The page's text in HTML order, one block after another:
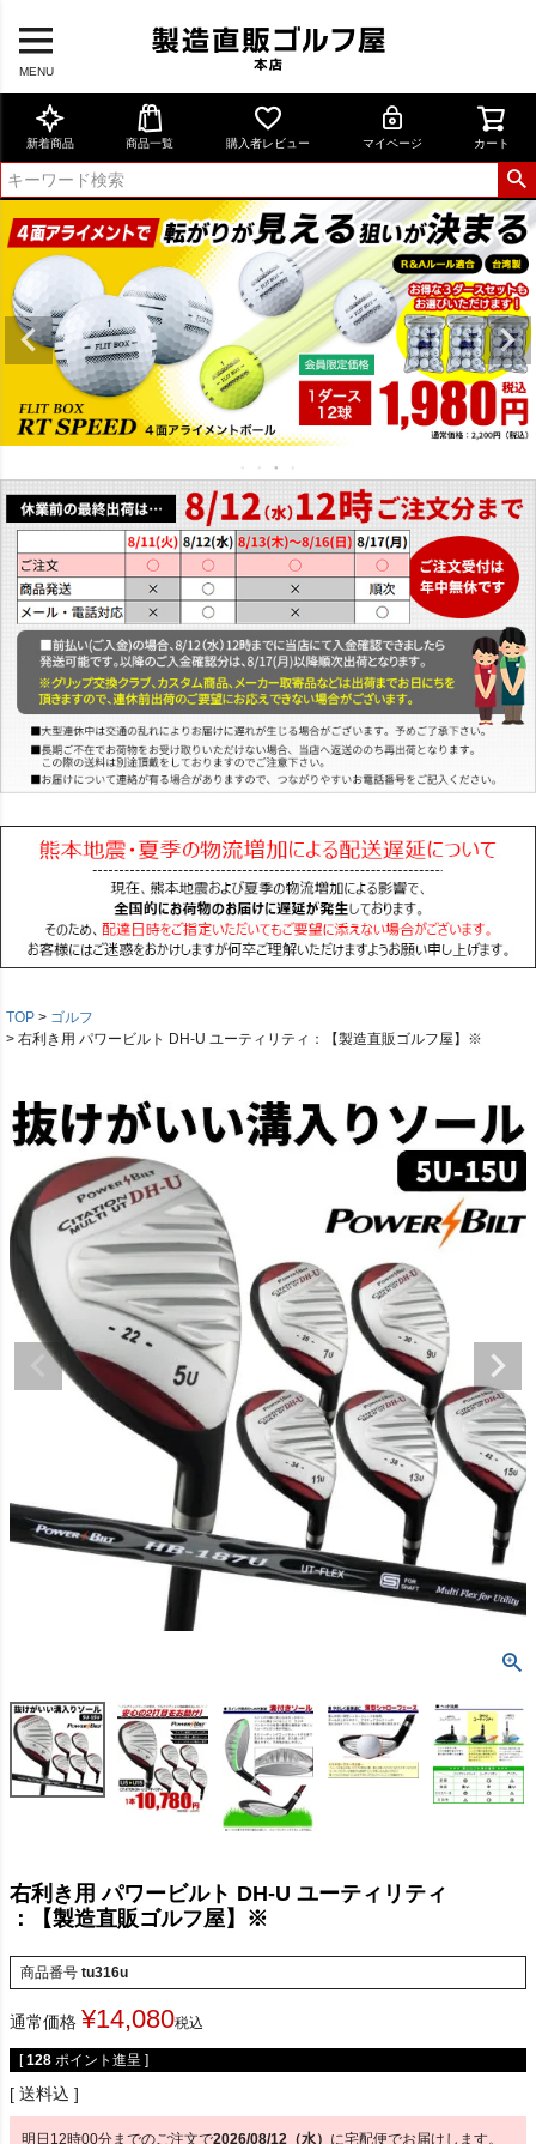
MENU
新着商品 商品一覧 購入者レビュー マイページ カート
TOP
ゴルフ
右利き用 パワービルト DH-U ユーティリティ：【製造直販ゴルフ屋】※
右利き用 パワービルト DH-U ユーティリティ
：【製造直販ゴルフ屋】※
商品番号 tu316u
通常価格 ¥14,080税込
[ 128 ポイント進呈 ]
送料込
明日 12時00分までのご注文で2026/08/12（水） に宅配便でお届けします。